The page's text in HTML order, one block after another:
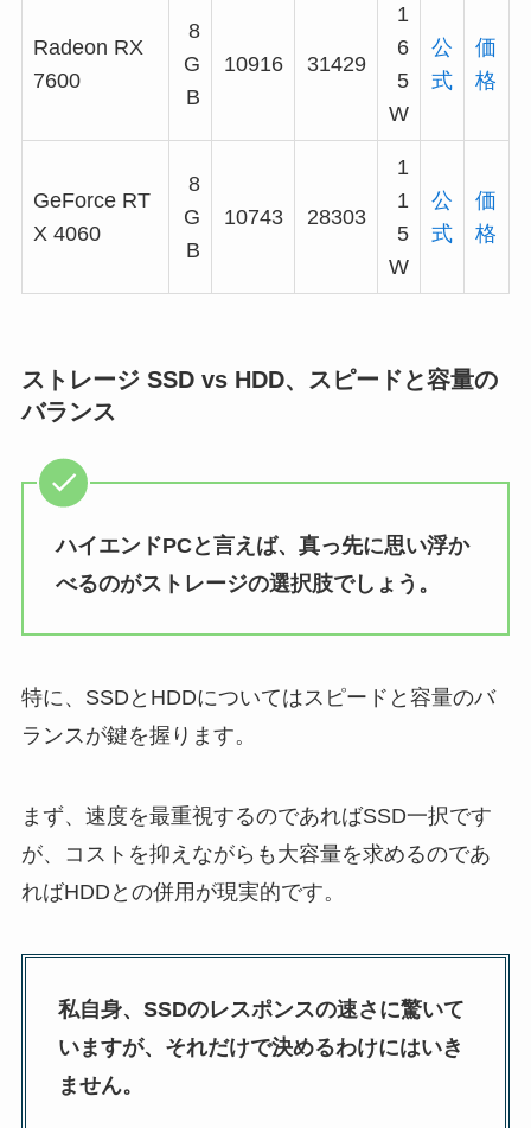
Radeon RX
7600
8
G
B
10916 31429
1
6
5
W
公
式
価
格
GeForce RT
X 4060
8
G
B
10743 28303
1
1
5
W
公
式
価
格
ストレージ SSD vs HDD、スピードと容量の
バランス
ハイエンドPCと言えば、真っ先に思い浮か
べるのがストレージの選択肢でしょう。
特に、SSDとHDDについてはスピードと容量のバ
ランスが鍵を握ります。
まず、速度を最重視するのであればSSD一択です
が、コストを抑えながらも大容量を求めるのであ
ればHDDとの併用が現実的です。
私自身、SSDのレスポンスの速さに驚いて
いますが、それだけで決めるわけにはいき
ません。